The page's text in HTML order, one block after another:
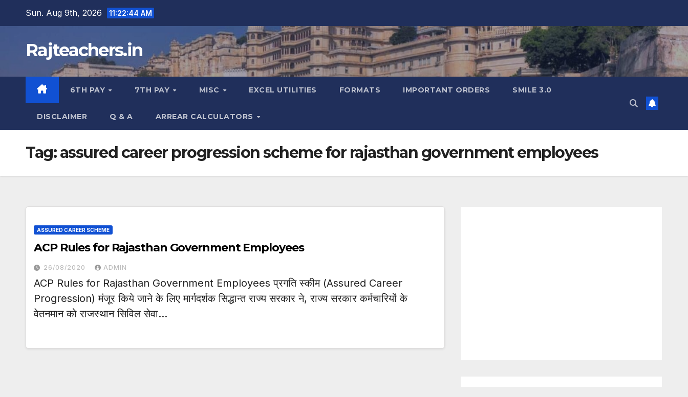
Sun. Aug 9th, 2026 11:22:44 AM
Rajteachers.in
6TH PAY 7TH PAY MISC EXCEL UTILITIES FORMATS IMPORTANT ORDERS SMILE 3.0
DISCLAIMER Q & A ARREAR CALCULATORS
Tag:assured career progression scheme for rajasthan government employees
ASSURED CAREER SCHEME
ACP Rules for Rajasthan Government Employees
26/08/2020 ADMIN
ACP Rules for Rajasthan Government Employees प्रगति स्कीम (Assured Career
Progression) मंजूर किये जाने के लिए मार्गदर्शक सिद्धान्त राज्य सरकार ने, राज्य सरकार कर्मचारियों के
वेतनमान को राजस्थान सिविल सेवा…